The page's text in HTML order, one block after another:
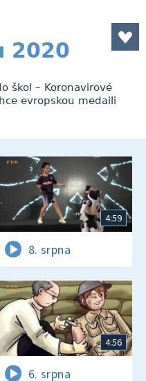
2020
škol – Koronavirové
evropskou medaili
4:59
8. srpna
4:56
6. srpna